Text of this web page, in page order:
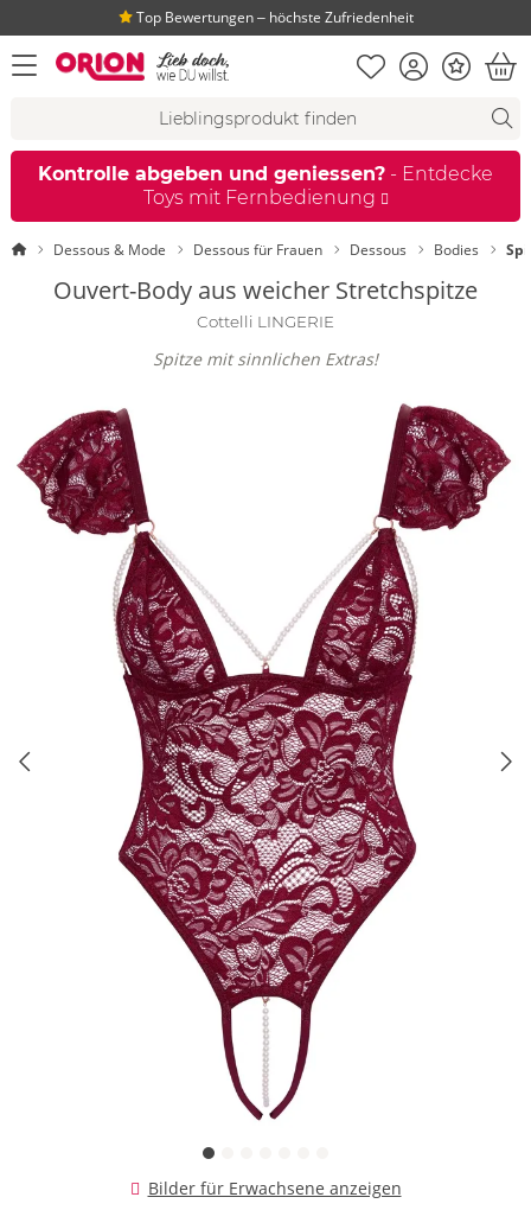
Top Bewertungen ‒ höchste Zufriedenheit
Menü öffnen Merkliste
KontoBonus
Kontrolle abgeben und geniessen? - Entdecke
Toys mit Fernbedienung
StartseiteDessous & Mode Dessous für Frauen Dessous Bodies
Ouvert-Body aus weicher Stretchspitze
Cottelli LINGERIE
Spitze mit sinnlichen Extras!
Bilder für Erwachsene anzeigen